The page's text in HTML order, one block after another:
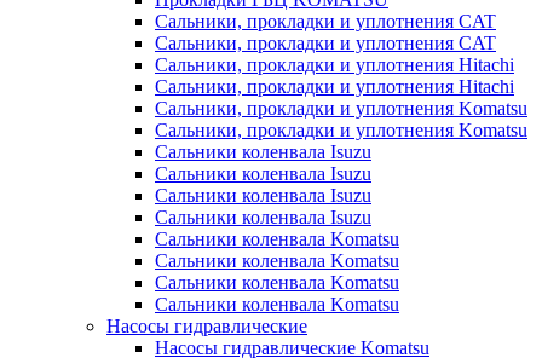
Сальники, прокладки и уплотнения CAT
Сальники, прокладки и уплотнения CAT
Сальники, прокладки и уплотнения Hitachi
Сальники, прокладки и уплотнения Hitachi
Сальники, прокладки и уплотнения Komatsu
Сальники, прокладки и уплотнения Komatsu
Сальники коленвала Isuzu
Сальники коленвала Isuzu
Сальники коленвала Isuzu
Сальники коленвала Isuzu
Сальники коленвала Komatsu
Сальники коленвала Komatsu
Сальники коленвала Komatsu
Сальники коленвала Komatsu
Насосы гидравлические
Насосы гидравлические Komatsu